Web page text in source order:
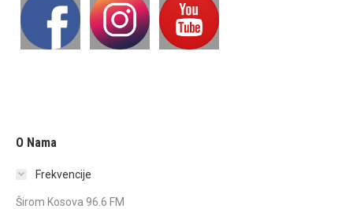
O Nama
Frekvencije
Širom Kosova 96.6 FM